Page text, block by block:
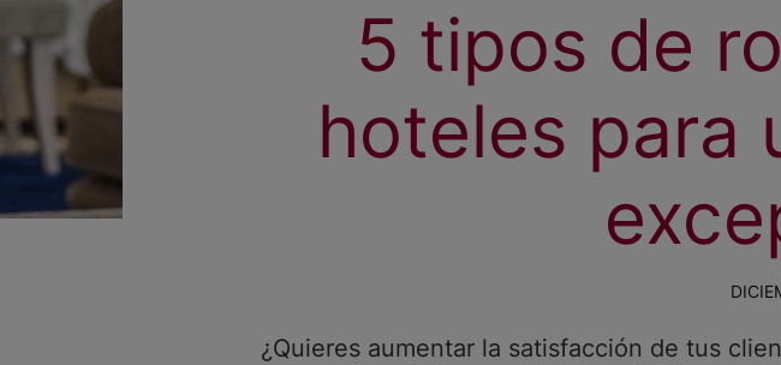
5 tipos de
hoteles para
¿Quieres aumentar la satisfacción de tus